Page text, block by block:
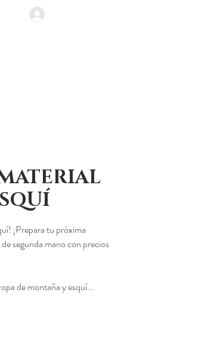
¡Prepara tu próxima
segunda mano con precios
de montaña y esquí...